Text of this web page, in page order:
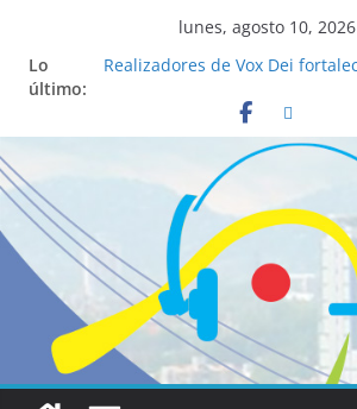
lunes, agosto 10, 2026
Lo
último:
Realizadores de Vox Dei
La ciencia desvela los 5
fácilmente un católico para
“Superancianos”
Pop Up Market atrae a cientos
dinamiza la economía local
Salud mental a la mesa: la
hablarlo en familia
Lo que tienen en común la
Story 5 y el Papa León XIV